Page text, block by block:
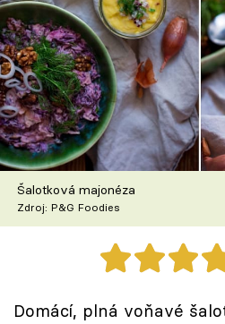
Recepty
Články
TV Program
Škola vaření
Recepty z TV
Speciál: Cuketa
Těhotnej kuchař
Šalotková majonéza
Zdroj: P&G Foodies
Domácí, plná voňavé